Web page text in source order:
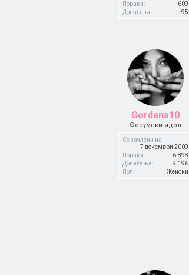
Пораки:
609
Допаѓања:
95
Gordana10
Форумски идол
Се зачлени на:
7 декември 2009
Пораки:
6.898
Допаѓања:
9.196
Пол:
Женски